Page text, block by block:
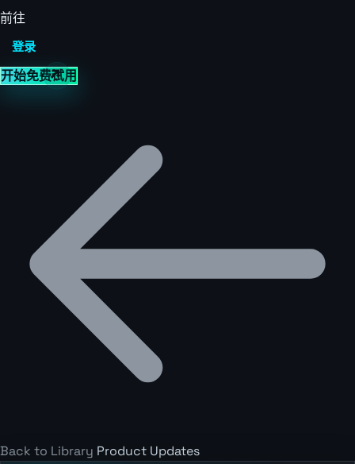
前往
登录
开始免费试用
Back to Library Product Updates